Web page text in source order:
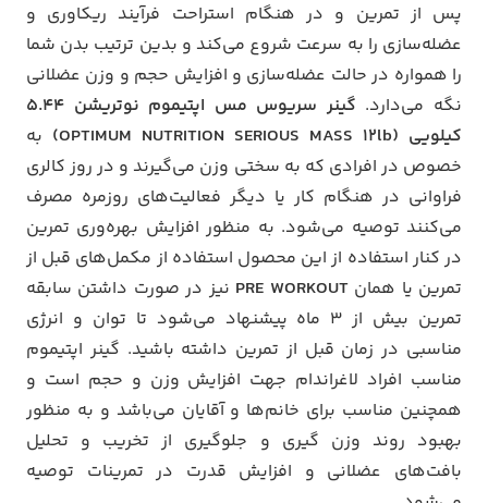
پس از تمرین و در هنگام استراحت فرآیند ریکاوری و
عضله‌سازی را به سرعت شروع می‌کند و بدین ترتیب بدن شما
را همواره در حالت عضله‌سازی و افزایش حجم و وزن عضلانی
نگه می‌دارد.
گینر سریوس مس اپتیموم نوتریشن 5.44
کیلویی (OPTIMUM NUTRITION SERIOUS MASS 12lb)
به
خصوص در افرادی که به سختی وزن می‌گیرند و در روز کالری
فراوانی در هنگام کار یا دیگر فعالیت‌های روزمره مصرف
می‌کنند توصیه می‌شود. به منظور افزایش بهره‌وری تمرین
در کنار استفاده از این محصول استفاده از مکمل‌های قبل از
تمرین یا همانPRE WORKOUT نیز در صورت داشتن سابقه
تمرین بیش از ۳ ماه پیشنهاد می‌شود تا توان و انرژی
مناسبی در زمان قبل از تمرین داشته باشید. گینر اپتیموم
مناسب افراد لاغراندام جهت افزایش وزن و حجم است و
همچنین مناسب برای خانم‌ها و آقایان می‌باشد و به منظور
بهبود روند وزن گیری و جلوگیری از تخریب و تحلیل
بافت‌های عضلانی و افزایش قدرت در تمرینات توصیه